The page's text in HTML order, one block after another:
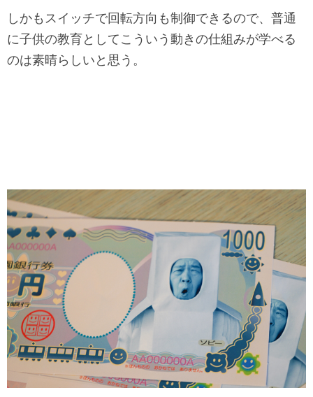
しかもスイッチで回転方向も制御できるので、普通
に子供の教育としてこういう動きの仕組みが学べる
のは素晴らしいと思う。